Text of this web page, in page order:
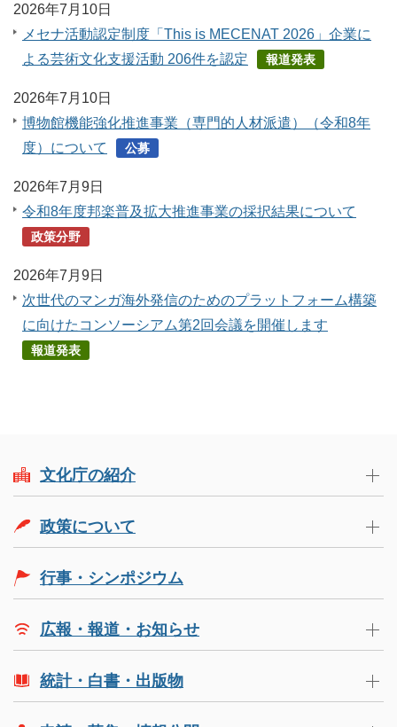
2026年7月10日
メセナ活動認定制度「This is MECENAT 2026」企業に
よる芸術文化支援活動 206件を認定
報道発表
2026年7月10日
博物館機能強化推進事業（専門的人材派遣）（令和8年
度）について
公募
2026年7月9日
令和8年度邦楽普及拡大推進事業の採択結果について
政策分野
2026年7月9日
次世代のマンガ海外発信のためのプラットフォーム構築
に向けたコンソーシアム第2回会議を開催します
報道発表
文化庁の紹介
政策について
行事・シンポジウム
広報・報道・お知らせ
統計・白書・出版物